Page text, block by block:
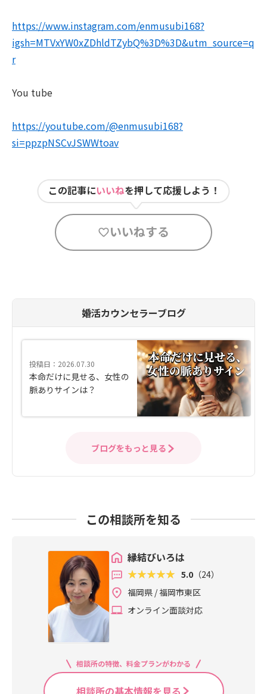
https://www.instagram.com/enmusubi168?
igsh=MTVxYW0xZDhldTZybQ%3D%3D&utm_source=q
r
You tube
https://youtube.com/@enmusubi168?
si=ppzpNSCvJSWWtoav
この記事にいいねを押して応援しよう！
いいねする
婚活カウンセラーブログ
投稿日：2026.07.30
本命だけに見せる、女性の
脈ありサインは？
ブログをもっと見る
この相談所を知る
縁結びいろは
5.0 （24）
福岡県 / 福岡市東区
オンライン面談対応
相談所の特徴、料金プランがわかる
相談所の基本情報を見る